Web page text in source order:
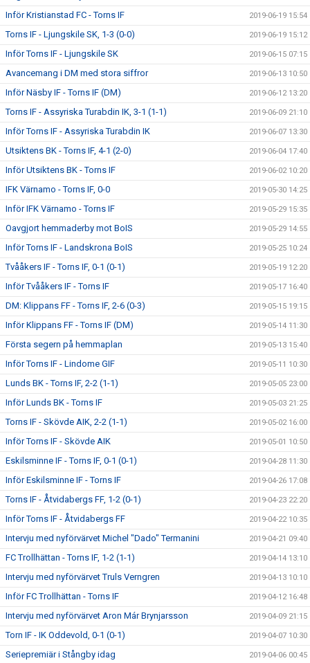
Inför Kristianstad FC - Torns IF 2019-06-19 15:54
Torns IF - Ljungskile SK, 1-3 (0-0) 2019-06-19 15:12
Inför Torns IF - Ljungskile SK 2019-06-15 07:15
Avancemang i DM med stora siffror 2019-06-13 10:50
Inför Näsby IF - Torns IF (DM) 2019-06-12 13:20
Torns IF - Assyriska Turabdin IK, 3-1 (1-1) 2019-06-09 21:10
Inför Torns IF - Assyriska Turabdin IK 2019-06-07 13:30
Utsiktens BK - Torns IF, 4-1 (2-0) 2019-06-04 17:40
Inför Utsiktens BK - Torns IF 2019-06-02 10:20
IFK Värnamo - Torns IF, 0-0 2019-05-30 14:25
Inför IFK Värnamo - Torns IF 2019-05-29 15:35
Oavgjort hemmaderby mot BoIS 2019-05-29 14:55
Inför Torns IF - Landskrona BoIS 2019-05-25 10:24
Tvååkers IF - Torns IF, 0-1 (0-1) 2019-05-19 12:20
Inför Tvååkers IF - Torns IF 2019-05-17 16:40
DM: Klippans FF - Torns IF, 2-6 (0-3) 2019-05-15 19:15
Inför Klippans FF - Torns IF (DM) 2019-05-14 11:30
Första segern på hemmaplan 2019-05-13 15:40
Inför Torns IF - Lindome GIF 2019-05-11 10:30
Lunds BK - Torns IF, 2-2 (1-1) 2019-05-05 23:00
Inför Lunds BK - Torns IF 2019-05-03 21:25
Torns IF - Skövde AIK, 2-2 (1-1) 2019-05-02 16:00
Inför Torns IF - Skövde AIK 2019-05-01 10:50
Eskilsminne IF - Torns IF, 0-1 (0-1) 2019-04-28 11:30
Inför Eskilsminne IF - Torns IF 2019-04-26 17:08
Torns IF - Åtvidabergs FF, 1-2 (0-1) 2019-04-23 22:20
Inför Torns IF - Åtvidabergs FF 2019-04-22 10:35
Intervju med nyförvärvet Michel "Dado" Termanini 2019-04-21 09:40
FC Trollhättan - Torns IF, 1-2 (1-1) 2019-04-14 13:10
Intervju med nyförvärvet Truls Verngren 2019-04-13 10:10
Inför FC Trollhättan - Torns IF 2019-04-12 16:48
Intervju med nyförvärvet Aron Már Brynjarsson 2019-04-09 21:15
Torn IF - IK Oddevold, 0-1 (0-1) 2019-04-07 10:30
Seriepremiär i Stångby idag 2019-04-06 00:45